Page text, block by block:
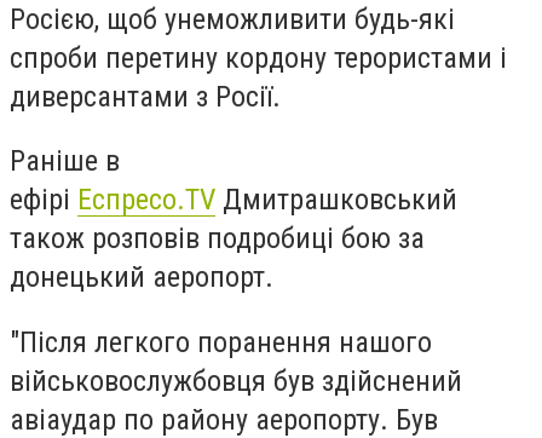
Росією, щоб унеможливити будь-які
спроби перетину кордону терористами і
диверсантами з Росії.
Раніше в
ефірі Еспресо.TV Дмитрашковський
також розповів подробиці бою за
донецький аеропорт.
"Після легкого поранення нашого
військовослужбовця був здійснений
авіаудар по району аеропорту. Був